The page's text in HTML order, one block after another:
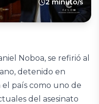
2 minuto/s
Noboa, se refirió al
detenido en
el país como uno de
del asesinato